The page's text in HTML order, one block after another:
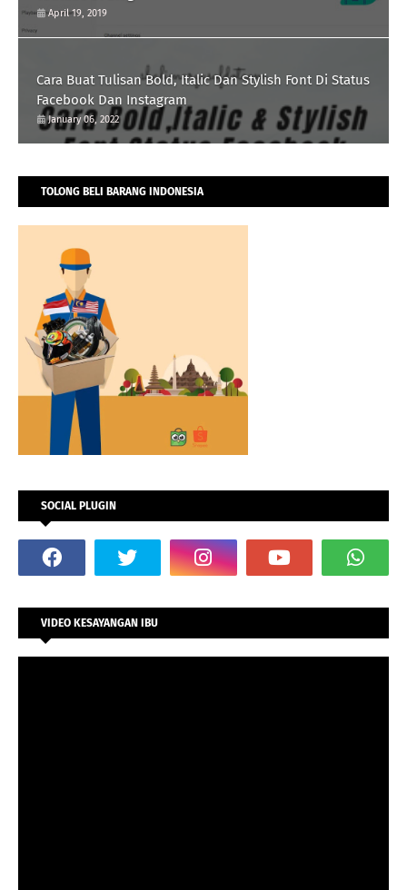
April 19, 2019
Cara Buat Tulisan Bold, Italic Dan Stylish Font Di Status
Facebook Dan Instagram
January 06, 2022
TOLONG BELI BARANG INDONESIA
SOCIAL PLUGIN
VIDEO KESAYANGAN IBU